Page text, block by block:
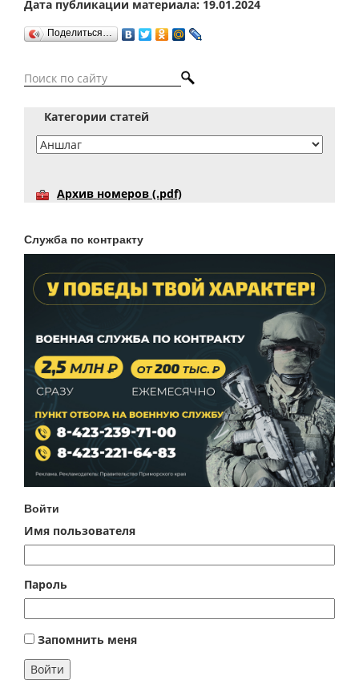
Дата публикации материала: 19.01.2024
Поделиться…
Категории статей
Архив номеров (.pdf)
Служба по контракту
Войти
Имя пользователя
Пароль
Запомнить меня
Войти